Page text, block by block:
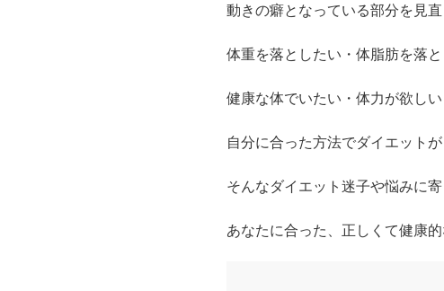
動きの癖となっている部分を見
体重を落としたい・体脂肪を落
健康な体でいたい・体力が欲し
自分に合った方法でダイエット
そんなダイエット迷子や悩みに
あなたに合った、正しくて健康